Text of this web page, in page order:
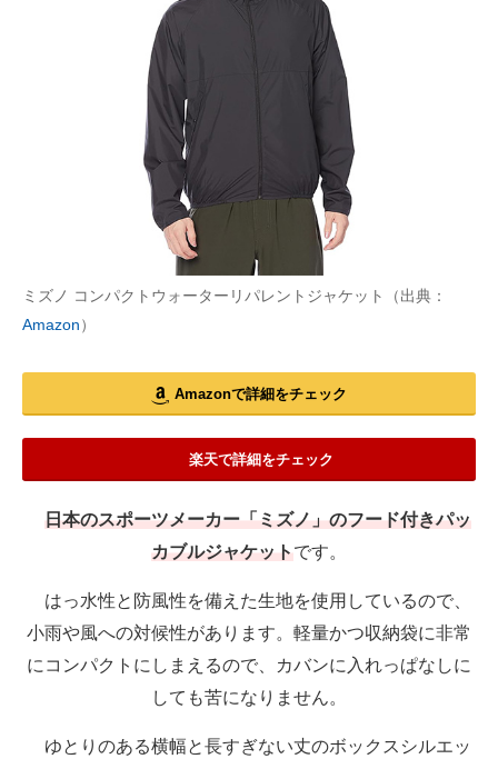
ミズノ コンパクトウォーターリパレントジャケット（出典：
Amazon）
Amazonで詳細をチェック
楽天で詳細をチェック
日本のスポーツメーカー「ミズノ」のフード付きパッ
カブルジャケットです。
はっ水性と防風性を備えた生地を使用しているので、
小雨や風への対候性があります。軽量かつ収納袋に非常
にコンパクトにしまえるので、カバンに入れっぱなしに
しても苦になりません。
ゆとりのある横幅と長すぎない丈のボックスシルエッ